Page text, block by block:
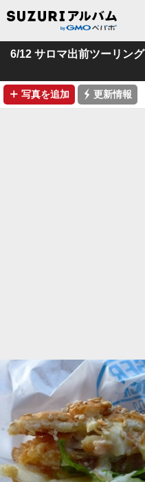
6/12 サロマ出前ツーリング
➕ 写真を追加 ⚡ 更新情報